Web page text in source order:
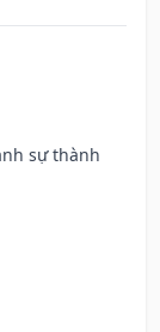
sự thành